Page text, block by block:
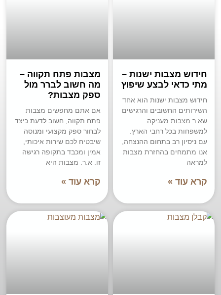
חידוש מצבות ישנות –
מתי כדאי לבצע שיפוץ
חידוש מצבות ישנות הוא אחד
השירותים החשובים והרגישים
שא.ר מצבות מעניקה
למשפחות בכל רחבי הארץ.
עם ניסיון רב בתחום ההנצחה,
אנו מתמחים בהחזרת מצבות
למראה
קרא עוד »
מצבות פתח תקווה –
מה חשוב לברר מול
ספק מצבות?
אם אתם מחפשים מצבות
פתח תקווה, חשוב לדעת כיצד
לבחור ספק מקצועי ומנוסה
שיבטיח לכם שירות איכותי,
אמין ומכבד בתקופה רגישה
זו. א.ר. מצבות היא
קרא עוד »